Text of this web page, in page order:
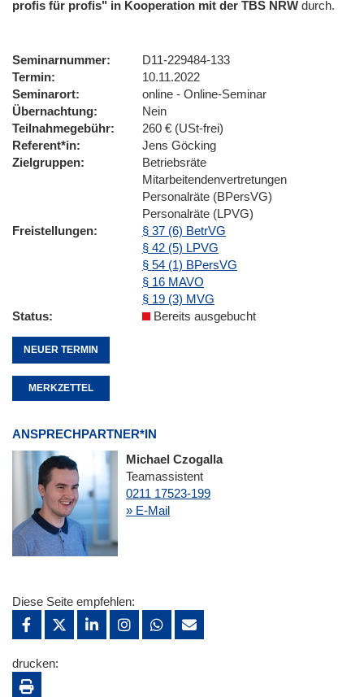
profis für profis" in Kooperation mit der TBS NRW durch.
Seminarnummer
D11-229484-133
Termin
10.11.2022
Seminarort
online - Online-Seminar
Übernachtung
Nein
Teilnahmegebühr
260 € (USt-frei)
Referent*in
Jens Göcking
Zielgruppen
Betriebsräte
Mitarbeitendenvertretungen
Personalräte (BPersVG)
Personalräte (LPVG)
Freistellungen
§ 37 (6) BetrVG
§ 42 (5) LPVG
§ 54 (1) BPersVG
§ 16 MAVO
§ 19 (3) MVG
Status
Bereits ausgebucht
NEUER TERMIN
MERKZETTEL
ANSPRECHPARTNER*IN
Michael Czogalla
Teamassistent
0211 17523-199
» E-Mail
Diese Seite empfehlen:
drucken: